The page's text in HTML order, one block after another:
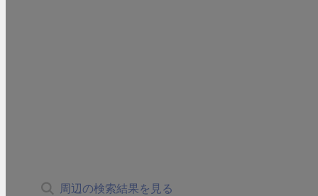
周辺の検索結果を見る